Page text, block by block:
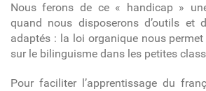
Nous ferons de ce « handicap »
quand nous disposerons d’outils et
adaptés : la loi organique nous permet
sur le bilinguisme dans les petites
Pour faciliter l’apprentissage du